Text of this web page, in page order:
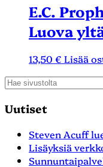
E.C.
Luova
13,50 € Lisää
Uutiset
Steven Acuff
Lisäyksiä